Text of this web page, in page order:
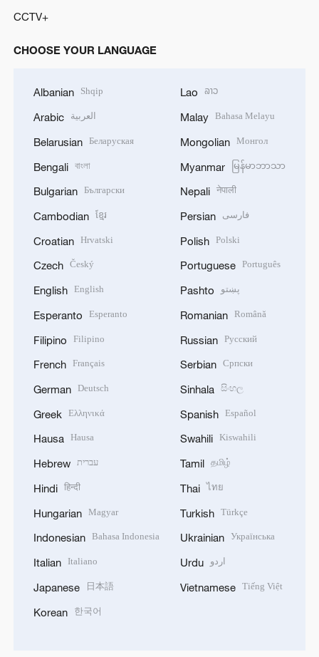
CCTV+
CHOOSE YOUR LANGUAGE
Albanian Shqip
Arabic العربية
Belarusian Беларуская
Bengali বাংলা
Bulgarian Български
Cambodian ខ្មែរ
Croatian Hrvatski
Czech Český
English English
Esperanto Esperanto
Filipino Filipino
French Français
German Deutsch
Greek Ελληνικά
Hausa Hausa
Hebrew עברית
Hindi हिन्दी
Hungarian Magyar
Indonesian Bahasa Indonesia
Italian Italiano
Japanese 日本語
Korean 한국어
Lao ລາວ
Malay Bahasa Melayu
Mongolian Монгол
Myanmar မြန်မာဘာသာ
Nepali नेपाली
Persian فارسی
Polish Polski
Portuguese Português
Pashto پښتو
Romanian Română
Russian Русский
Serbian Српски
Sinhala සිංහල
Spanish Español
Swahili Kiswahili
Tamil தமிழ்
Thai ไทย
Turkish Türkçe
Ukrainian Українська
Urdu اردو
Vietnamese Tiếng Việt